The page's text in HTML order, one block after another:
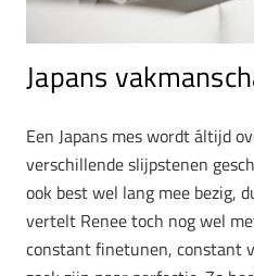
Japans
Een Japans mes wordt áltijd
verschillende slijpstenen
ook best wel lang mee bezig,
vertelt Renee toch nog wel
constant finetunen, constant